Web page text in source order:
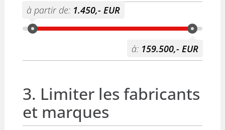
à partir de: 1.450,- EUR
à: 159.500,- EUR
3. Limiter les fabricants
et marques